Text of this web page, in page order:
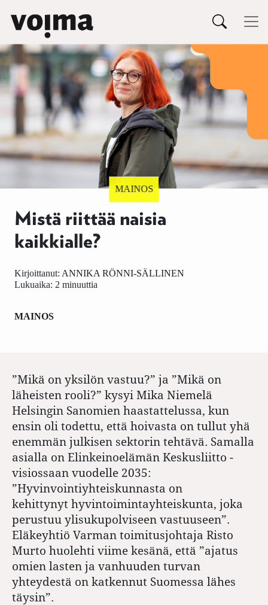
Siirry sisältöön
Päävalikko
Mistä riittää naisia
kaikkialle?
Kirjoittanut: ANNIKA RÖNNI-SÄLLINEN
Lukuaika: 2 minuuttia
MAINOS
”Mikä on yksilön vastuu?” ja ”Mikä on
läheisten rooli?” kysyi Mika Niemelä
Helsingin Sanomien haastattelussa, kun
ensin oli todettu, että hoivasta on tullut yhä
enemmän julkisen sektorin tehtävä. Samalla
asialla on Elinkeinoelämän Keskusliitto ­
visiossaan vuodelle 2035:
”Hyvinvointiyhteiskunnasta on
kehittynyt hyvintoimintayhteiskunta, joka
perustuu ylisuku­polviseen vastuuseen”.
Eläkeyhtiö Varman toimitusjohtaja Risto
Murto huolehti viime kesänä, että ”ajatus
omien lasten ja vanhuuden turvan
yhteydestä on katkennut Suomessa lähes
täysin”.